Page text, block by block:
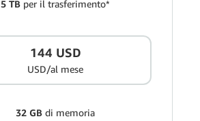
5 TB per il trasferimento*
144 USD
USD/al mese
32 GB di memoria